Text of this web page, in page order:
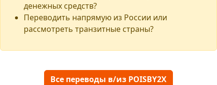
денежных средств?
Переводить напрямую из России или
рассмотреть транзитные страны?
Все переводы в/из POISBY2X